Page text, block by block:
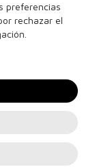
la cesta
preferencias
rechazar el